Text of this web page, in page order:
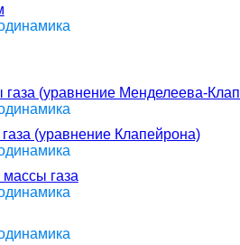
(уравнение Менделеева-
(уравнение Клапейрона)
газа